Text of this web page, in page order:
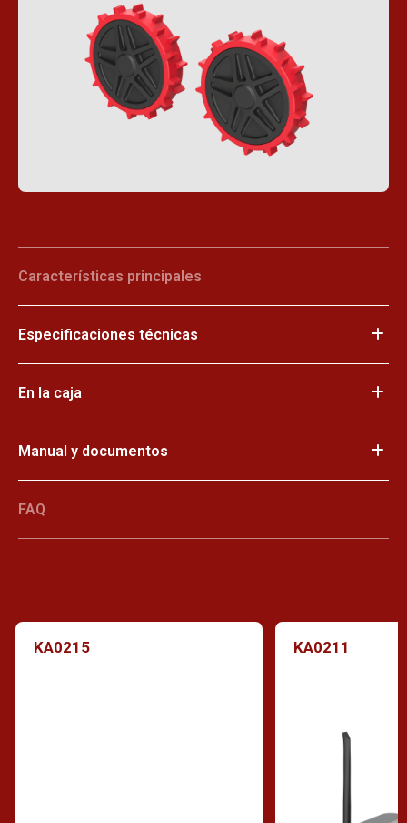
Características principales
Especificaciones técnicas
En la caja
Manual y documentos
FAQ
KA0215 KA0211